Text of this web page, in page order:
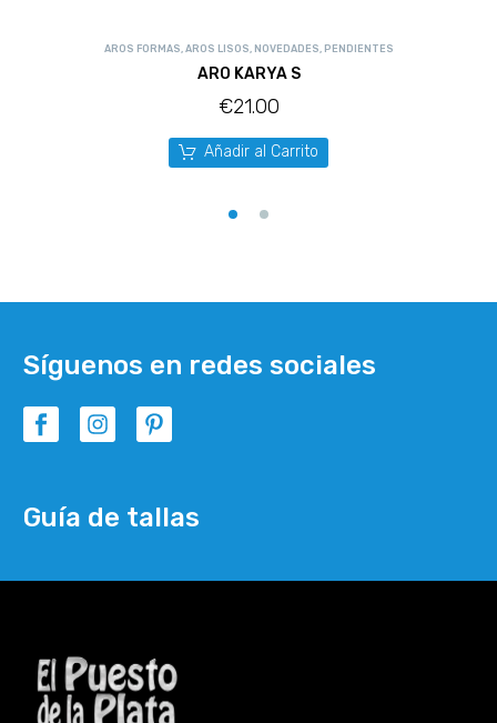
AROS FORMAS AROS LISOS NOVEDADES PENDIENTES
ARO KARYA S
€21.00
Añadir al Carrito
Síguenos en redes sociales
Guía de tallas